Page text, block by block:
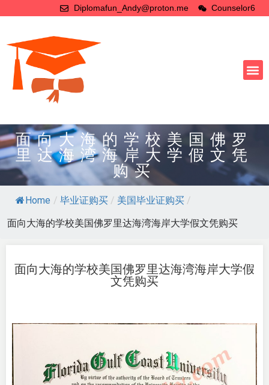
Diplomafun_Andy@proton.me Counselor6
面向大海的学校美国佛罗
里达海湾海岸大学假文凭
购买
Home / 毕业证购买 / 美国毕业证购买 /
面向大海的学校美国佛罗里达海湾海岸大学假文凭购买
面向大海的学校美国佛罗里达海湾海岸大学假
文凭购买